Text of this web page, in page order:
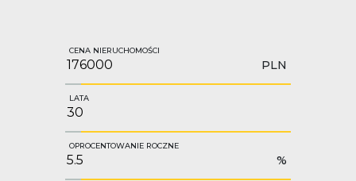
CENA NIERUCHOMOŚCI
PLN
LATA
OPROCENTOWANIE ROCZNE
%